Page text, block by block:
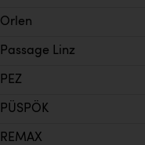
Orlen
Passage Linz
PEZ
PÜSPÖK
REMAX